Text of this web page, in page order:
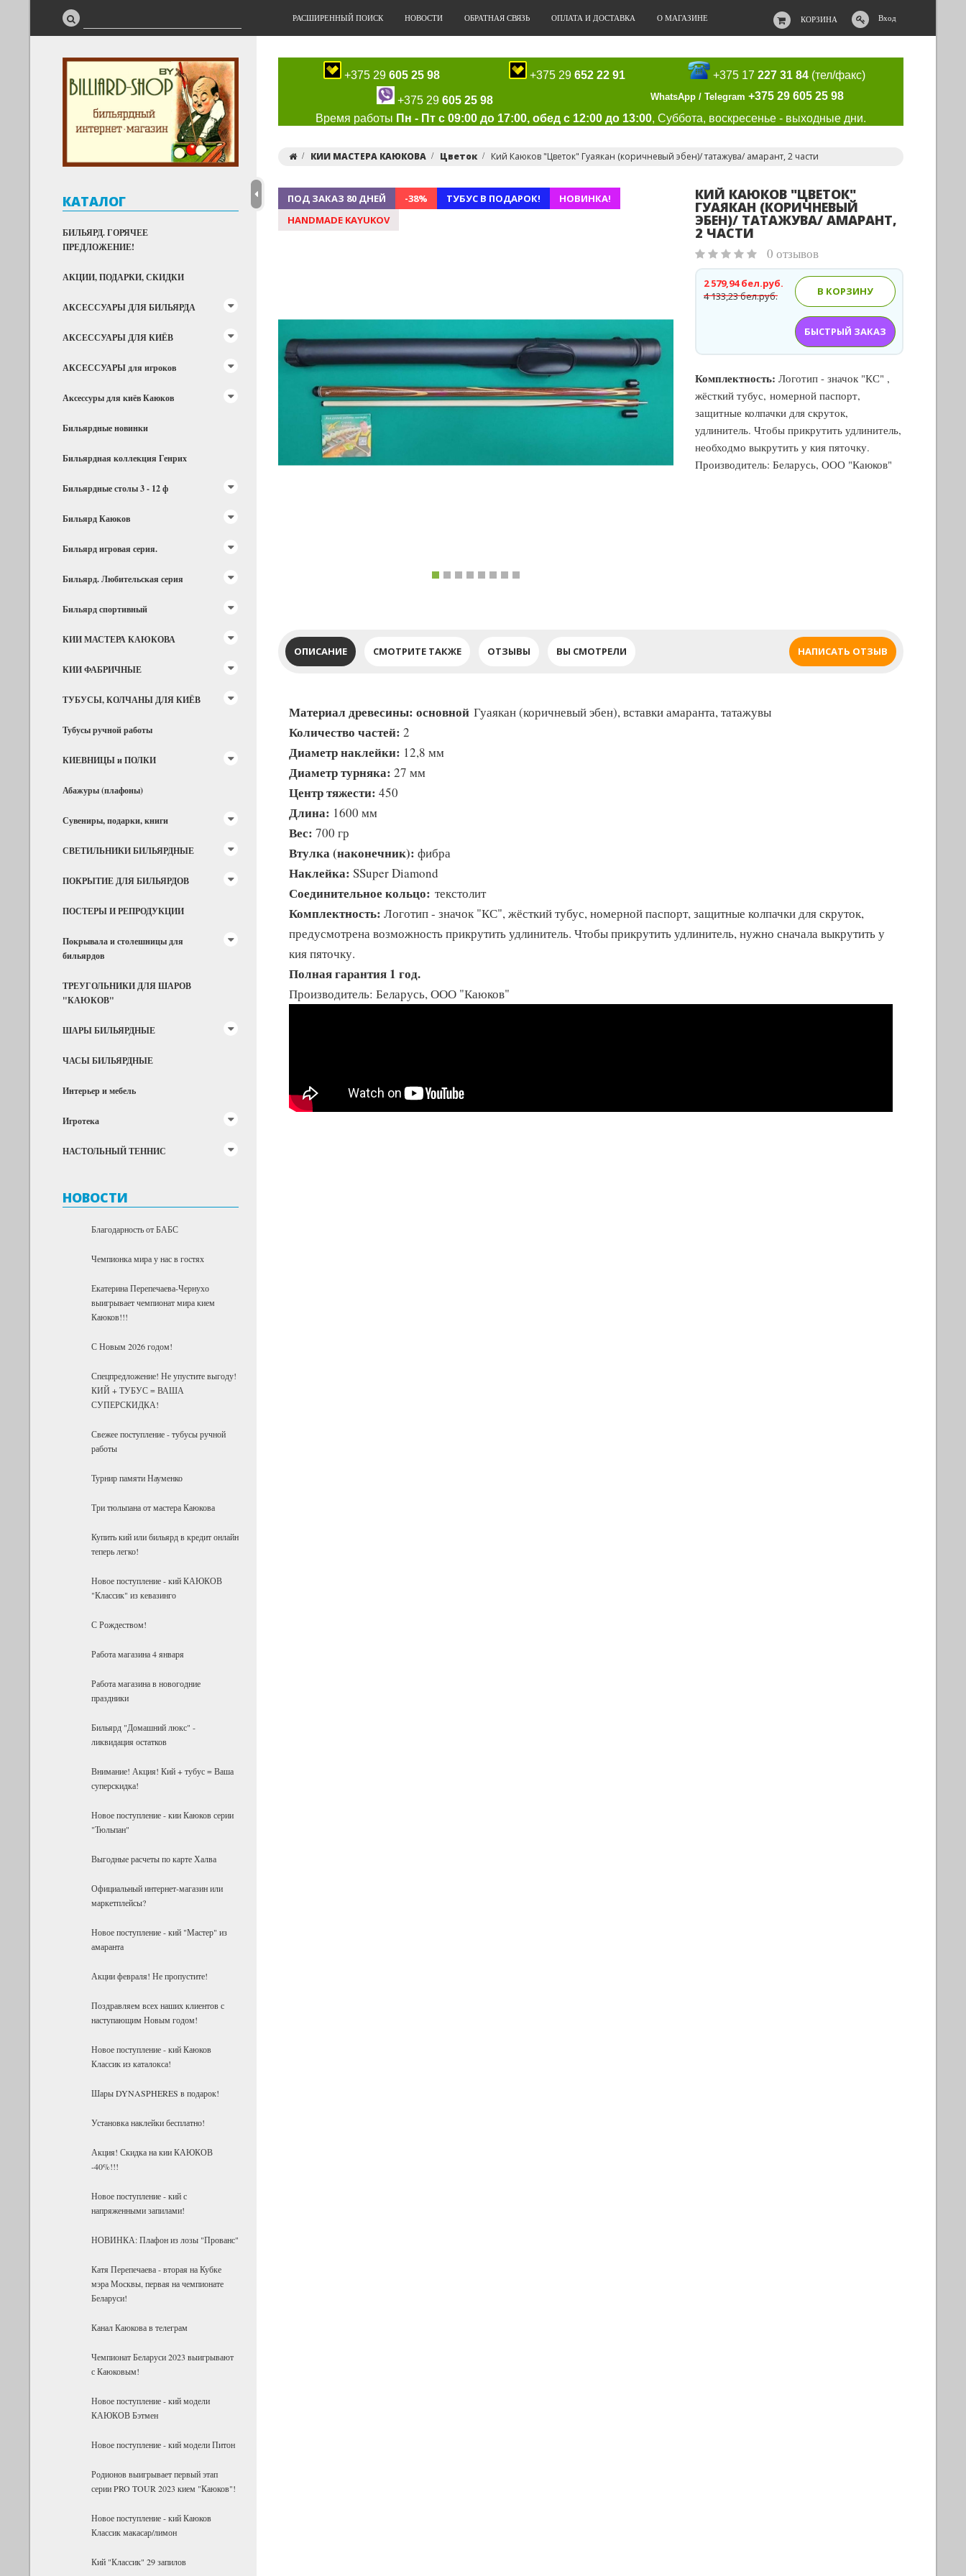
КОРЗИНА Вход
РАСШИРЕННЫЙ ПОИСК НОВОСТИ ОБРАТНАЯ СВЯЗЬ ОПЛАТА И ДОСТАВКА О МАГАЗИНЕ
КАТАЛОГ
БИЛЬЯРД. ГОРЯЧЕЕ
ПРЕДЛОЖЕНИЕ!
АКЦИИ, ПОДАРКИ, СКИДКИ
АКСЕССУАРЫ ДЛЯ БИЛЬЯРДА
АКСЕССУАРЫ ДЛЯ КИЁВ
АКСЕССУАРЫ для игроков
Аксессуры для киёв Каюков
Бильярдные новинки
Бильярдная коллекция Генрих
Бильярдные столы 3 - 12 ф
Бильярд Каюков
Бильярд игровая серия.
Бильярд. Любительская серия
Бильярд спортивный
КИИ МАСТЕРА КАЮКОВА
КИИ ФАБРИЧНЫЕ
ТУБУСЫ, КОЛЧАНЫ ДЛЯ КИЁВ
Тубусы ручной работы
КИЕВНИЦЫ и ПОЛКИ
Абажуры (плафоны)
Сувениры, подарки, книги
СВЕТИЛЬНИКИ БИЛЬЯРДНЫЕ
ПОКРЫТИЕ ДЛЯ БИЛЬЯРДОВ
ПОСТЕРЫ И РЕПРОДУКЦИИ
Покрывала и столешницы для
бильярдов
ТРЕУГОЛЬНИКИ ДЛЯ ШАРОВ
"КАЮКОВ"
ШАРЫ БИЛЬЯРДНЫЕ
ЧАСЫ БИЛЬЯРДНЫЕ
Интерьер и мебель
Игротека
НАСТОЛЬНЫЙ ТЕННИС
НОВОСТИ
Благодарность от БАБС
Чемпионка мира у нас в гостях
Екатерина Перепечаева-Чернухо
выигрывает чемпионат мира кием
Каюков!!!
С Новым 2026 годом!
Спецпредложение! Не упустите выгоду!
КИЙ + ТУБУС = ВАША
СУПЕРСКИДКА!
Свежее поступление - тубусы ручной
работы
Турнир памяти Науменко
Три тюльпана от мастера Каюкова
Купить кий или бильярд в кредит онлайн
теперь легко!
Новое поступление - кий КАЮКОВ
"Классик" из кевазинго
С Рождеством!
Работа магазина 4 января
Работа магазина в новогодние
праздники
Бильярд "Домашний люкс" -
ликвидация остатков
Внимание! Акция! Кий + тубус = Ваша
суперскидка!
Новое поступление - кии Каюков серии
"Тюльпан"
Выгодные расчеты по карте Халва
Официальный интернет-магазин или
маркетплейсы?
Новое поступление - кий "Мастер" из
амаранта
Акции февраля! Не пропустите!
Поздравляем всех наших клиентов с
наступающим Новым годом!
Новое поступление - кий Каюков
Классик из каталокса!
Шары DYNASPHERES в подарок!
Установка наклейки бесплатно!
Акция! Скидка на кии КАЮКОВ
-40%!!!
Новое поступление - кий с
напряженными запилами!
НОВИНКА: Плафон из лозы "Прованс"
Катя Перепечаева - вторая на Кубке
мэра Москвы, первая на чемпионате
Беларуси!
Канал Каюкова в телеграм
Чемпионат Беларуси 2023 выигрывают
с Каюковым!
Новое поступление - кий модели
КАЮКОВ Бэтмен
Новое поступление - кий модели Питон
Родионов выигрывает первый этап
серии PRO TOUR 2023 кием "Каюков"!
Новое поступление - кий Каюков
Классик макасар/лимон
Кий "Классик" 29 запилов
+375 29 605 25 98 +375 29 652 22 91 +375 17227 31 84 (тел/факс)
+375 29 605 25 98 WhatsApp / Telegram +375 29 605 25 98
Время работы Пн - Пт с 09:00 до 17:00, обед с 12:00 до 13:00, Суббота, воскресенье - выходные дни.
КИИ МАСТЕРА КАЮКОВА Цветок Кий Каюков "Цветок" Гуаякан (коричневый эбен)/ татажува/ амарант, 2 части
ПОД ЗАКАЗ 80 ДНЕЙ -38% ТУБУС В ПОДАРОК!
НОВИНКА!
HANDMADE KAYUKOV
КИЙ КАЮКОВ "ЦВЕТОК"
ГУАЯКАН (КОРИЧНЕВЫЙ
ЭБЕН)/ ТАТАЖУВА/ АМАРАНТ,
2 ЧАСТИ
0 отзывов
4 133,23 бел.руб.
2 579,94 бел.руб.
В КОРЗИНУ
БЫСТРЫЙ ЗАКАЗ
Комплектность: Логотип - значок "КС" ,
жёсткий тубус, номерной паспорт,
защитные колпачки для скруток,
удлинитель. Чтобы прикрутить удлинитель,
необходмо выкрутить у кия пяточку.
Производитель: Беларусь, ООО "Каюков"
ОПИСАНИЕ СМОТРИТЕ ТАКЖЕ ОТЗЫВЫ НАПИСАТЬ ОТЗЫВ
ВЫ СМОТРЕЛИ
Материал древесины: основной Гуаякан (коричневый эбен), вставки амаранта, татажувы
Количество частей: 2
Диаметр наклейки: 12,8 мм
Диаметр турняка: 27 мм
Центр тяжести: 450
Длина: 1600 мм
Вес: 700 гр
Втулка (наконечник): фибра
Наклейка: SSuper Diamond
Соединительное кольцо: текстолит
Комплектность: Логотип - значок "КС", жёсткий тубус, номерной паспорт, защитные колпачки для скруток,
предусмотрена возможность прикрутить удлинитель. Чтобы прикрутить удлинитель, нужно сначала выкрутить у
кия пяточку.
Полная гарантия 1 год.
Производитель: Беларусь, ООО "Каюков"